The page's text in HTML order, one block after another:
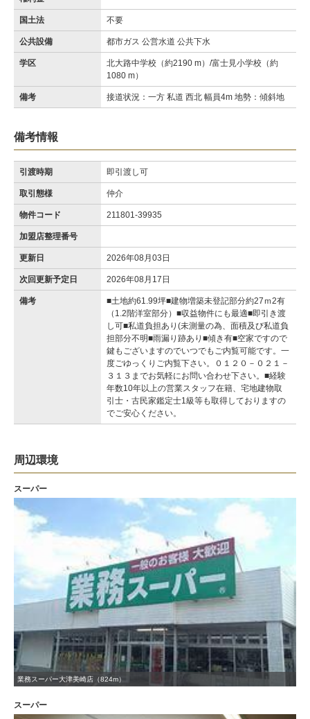
国土法 不要
公共設備 都市ガス 公営水道 公共下水
学区
北大路中学校（約2190 m）/富士見小学校（約
1080 m）
備考 接道状況：一方 私道 西北 幅員4m 地勢：傾斜地
備考情報
引渡時期 即引渡し可
取引態様 仲介
物件コード 211801-39935
加盟店整理番号
更新日 2026年08月03日
次回更新予定日 2026年08月17日
備考
■土地約61.99坪■建物増築未登記部分約27ｍ2有
（1.2階洋室部分）■収益物件にも最適■即引き渡
し可■私道負担あり(未測量の為、面積及び私道負
担部分不明■雨漏り跡あり■傾き有■空家ですので
鍵もございますのでいつでもご内覧可能です。一
度ごゆっくりご内覧下さい。０１２０－０２１－
３１３までお気軽にお問い合わせ下さい。■経験
年数10年以上の営業スタッフ在籍、宅地建物取
引士・古民家鑑定士1級等も取得しておりますの
でご安心ください。
周辺環境
スーパー
業務スーパー大津美崎店（824m）
スーパー